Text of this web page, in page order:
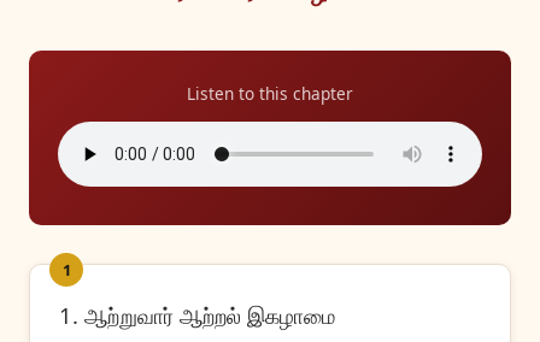
Listen to this chapter
1
1. ஆற்றுவார் ஆற்றல் இகழாமை